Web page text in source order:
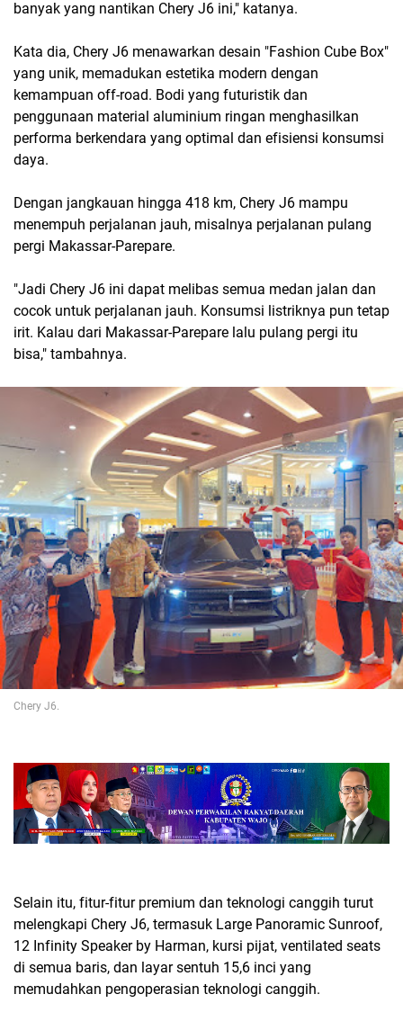
banyak yang nantikan Chery J6 ini," katanya.
Kata dia, Chery J6 menawarkan desain "Fashion Cube Box"
yang unik, memadukan estetika modern dengan
kemampuan off-road. Bodi yang futuristik dan
penggunaan material aluminium ringan menghasilkan
performa berkendara yang optimal dan efisiensi konsumsi
daya.
Dengan jangkauan hingga 418 km, Chery J6 mampu
menempuh perjalanan jauh, misalnya perjalanan pulang
pergi Makassar-Parepare.
"Jadi Chery J6 ini dapat melibas semua medan jalan dan
cocok untuk perjalanan jauh. Konsumsi listriknya pun tetap
irit. Kalau dari Makassar-Parepare lalu pulang pergi itu
bisa," tambahnya.
Chery J6.
Selain itu, fitur-fitur premium dan teknologi canggih turut
melengkapi Chery J6, termasuk Large Panoramic Sunroof,
12 Infinity Speaker by Harman, kursi pijat, ventilated seats
di semua baris, dan layar sentuh 15,6 inci yang
memudahkan pengoperasian teknologi canggih.